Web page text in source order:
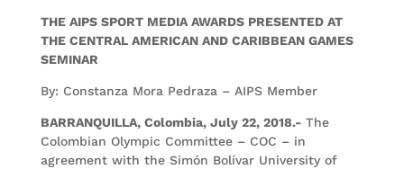
THE AIPS SPORT MEDIA AWARDS PRESENTED AT
THE CENTRAL AMERICAN AND CARIBBEAN GAMES
SEMINAR
By: Constanza Mora Pedraza – AIPS Member
BARRANQUILLA, Colombia, July 22, 2018.-The
Colombian Olympic Committee – COC – in
agreement with the Simón Bolívar University of